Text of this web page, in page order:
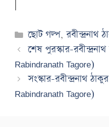
Categories
ছোট গল্প,রবীন্দ্রনাথ
শেষ পুরস্কার-
Rabindranath Tagore)
সংস্কার-রবীন্দ্রনাথ
Rabindranath Tagore)